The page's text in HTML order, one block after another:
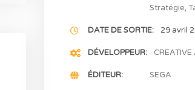
Stratégie
DATE DE SORTIE 29 avril
DÉVELOPPEUR CREATIVE
ÉDITEUR SEGA